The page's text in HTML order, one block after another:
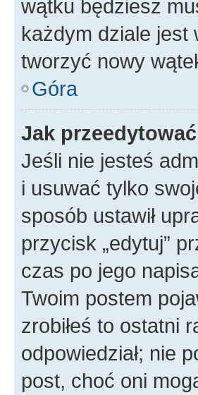
wątku będziesz
każdym dziale jest
tworzyć nowy
Góra
Jak
Jeśli nie jesteś
i usuwać tylko
sposób ustawił
przycisk „edytuj”
czas po jego
Twoim postem
zrobiłeś to ostatni
odpowiedział; nie
post, choć oni